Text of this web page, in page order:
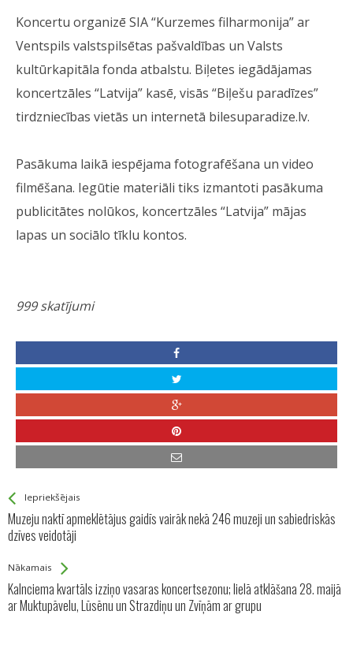
Koncertu organizē SIA “Kurzemes filharmonija” ar
Ventspils valstspilsētas pašvaldības un Valsts
kultūrkapitāla fonda atbalstu. Biļetes iegādājamas
koncertzāles “Latvija” kasē, visās “Biļešu paradīzes”
tirdzniecības vietās un internetā bilesuparadize.lv.
Pasākuma laikā iespējama fotografēšana un video
filmēšana. Iegūtie materiāli tiks izmantoti pasākuma
publicitātes nolūkos, koncertzāles “Latvija” mājas
lapas un sociālo tīklu kontos.
999 skatījumi
See more
Iepriekšējais
Muzeju naktī apmeklētājus gaidīs vairāk nekā 246 muzeji un sabiedriskās
dzīves veidotāji
Back
All
Entries
Nākamais
Kalnciema kvartāls izziņo vasaras koncertsezonu; lielā atklāšana 28. maijā
ar Muktupāvelu, Lūsēnu un Strazdiņu un Zvīņām ar grupu